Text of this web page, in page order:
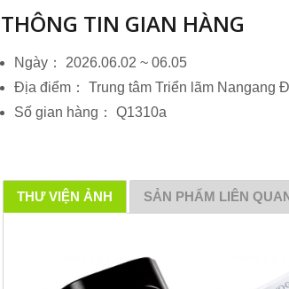
THÔNG TIN GIAN HÀNG
Ngày： 2026.06.02 ~ 06.05
Địa điểm： Trung tâm Triển lãm Nangang
Số gian hàng： Q1310a
THƯ VIỆN ẢNH SẢN PHẨM LIÊN